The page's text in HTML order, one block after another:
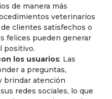
de manera más
veterinarios
clientes satisfechos o
felices pueden generar
positivo.
los usuarios: Las
a preguntas,
brindar atención
redes sociales, lo que